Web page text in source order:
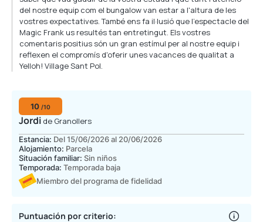
del nostre equip com el bungalow van estar a l'altura de les
vostres expectatives. També ens fa il·lusió que l'espectacle del
Magic Frank us resultés tan entretingut. Els vostres
comentaris positius són un gran estímul per al nostre equip i
reflexen el compromís d'oferir unes vacances de qualitat a
Yelloh! Village Sant Pol.
10 /10
Jordi de Granollers
Estancia: Del 15/06/2026 al 20/06/2026
Alojamiento: Parcela
Situación familiar: Sin niños
Temporada: Temporada baja
Miembro del programa de fidelidad
Puntuación por criterio: